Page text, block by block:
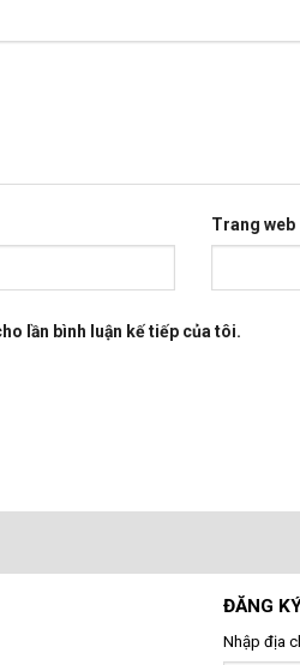
Trang web
lần bình luận kế tiếp của tôi.
ĐĂNG
Nhập địa